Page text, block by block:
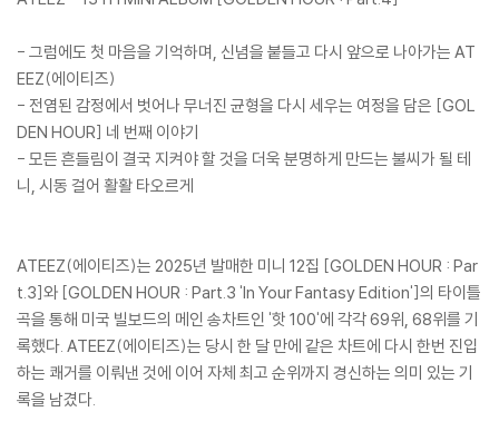
- 그럼에도 첫 마음을 기억하며, 신념을 붙들고 다시 앞으로 나아가는 AT
EEZ(에이티즈)
- 전염된 감정에서 벗어나 무너진 균형을 다시 세우는 여정을 담은 [GOL
DEN HOUR] 네 번째 이야기
- 모든 흔들림이 결국 지켜야 할 것을 더욱 분명하게 만드는 불씨가 될 테
니, 시동 걸어 활활 타오르게
ATEEZ(에이티즈)는 2025년 발매한 미니 12집 [GOLDEN HOUR : Par
t.3]와 [GOLDEN HOUR : Part.3 'In Your Fantasy Edition']의 타이틀
곡을 통해 미국 빌보드의 메인 송차트인 '핫 100'에 각각 69위, 68위를 기
록했다. ATEEZ(에이티즈)는 당시 한 달 만에 같은 차트에 다시 한번 진입
하는 쾌거를 이뤄낸 것에 이어 자체 최고 순위까지 경신하는 의미 있는 기
록을 남겼다.